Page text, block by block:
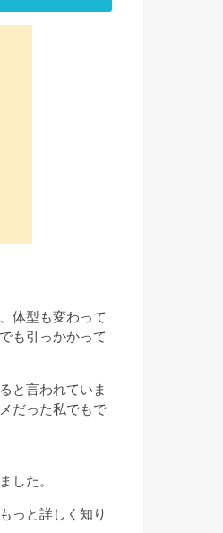
体型も変わって
も引っかかって
と言われていま
だった私でもで
した。
っと詳しく知り